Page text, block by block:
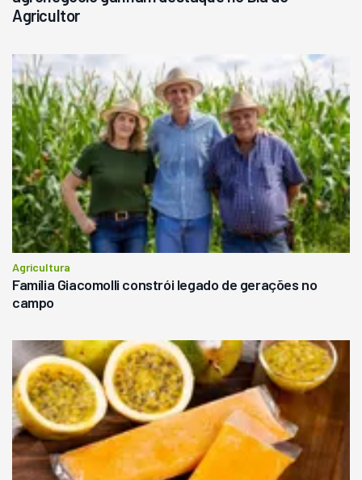
Agricultor
Agricultura
Família Giacomolli constrói legado de gerações no
campo